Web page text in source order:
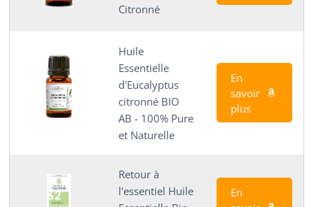
Citronné
Huile
Essentielle
d'Eucalyptus
citronné BIO
AB - 100% Pure
et Naturelle
En
savoir
plus
Retour à
l'essentiel Huile
En